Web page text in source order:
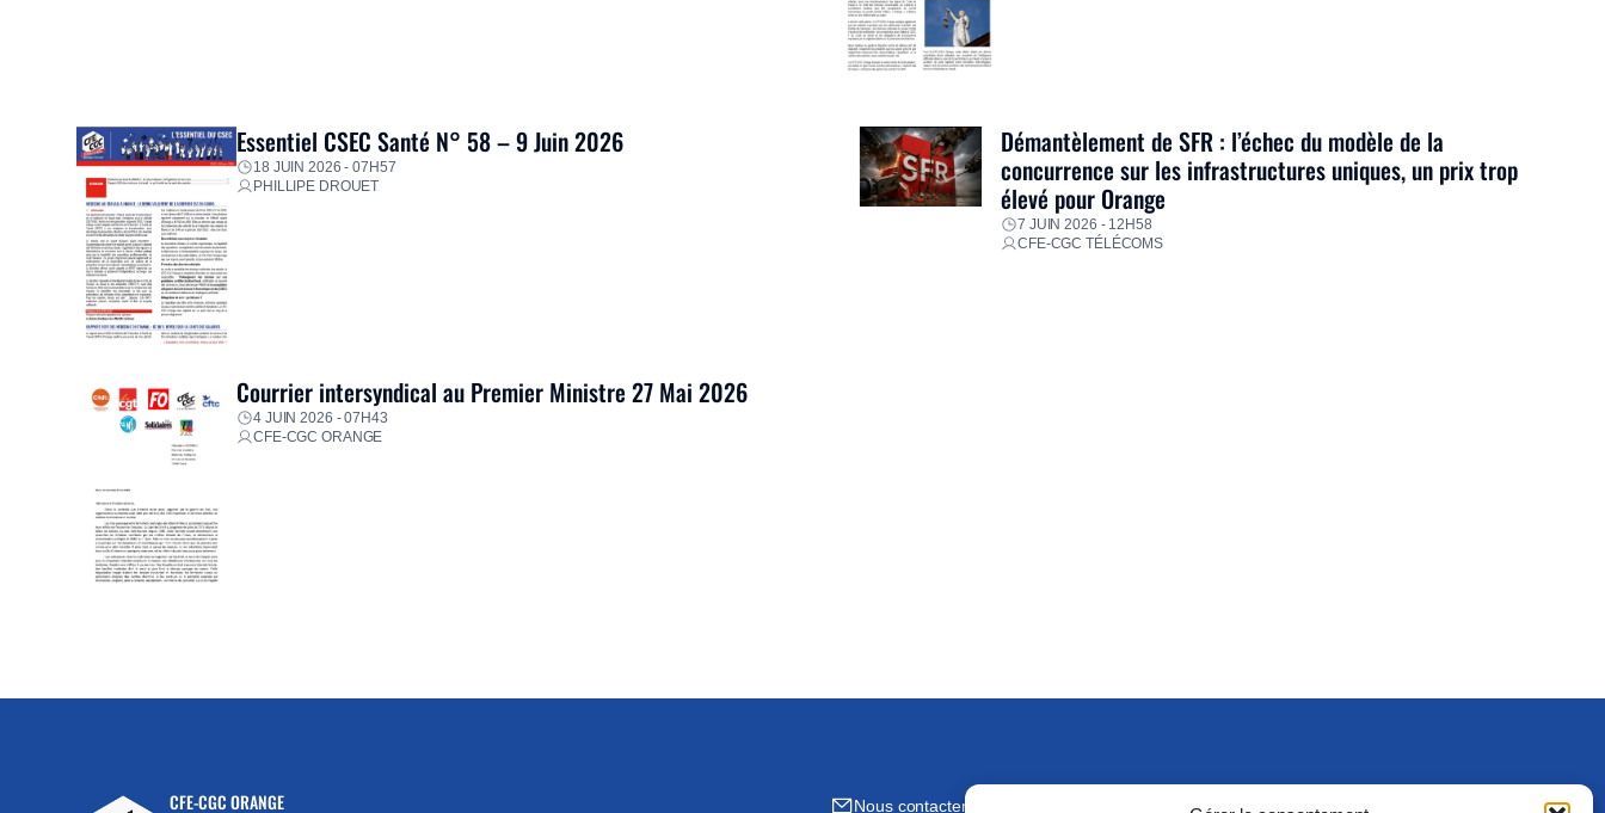
Essentiel CSEC Santé N° 58 – 9 Juin 2026
18 JUIN 2026 - 07H57
PHILLIPE DROUET
Démantèlement de SFR : l’échec du modèle de la
concurrence sur les infrastructures uniques, un prix trop
élevé pour Orange
7 JUIN 2026 - 12H58
CFE-CGC TÉLÉCOMS
Courrier intersyndical au Premier Ministre 27 Mai 2026
4 JUIN 2026 - 07H43
CFE-CGC ORANGE
CFE-CGC ORANGE Nous contacter